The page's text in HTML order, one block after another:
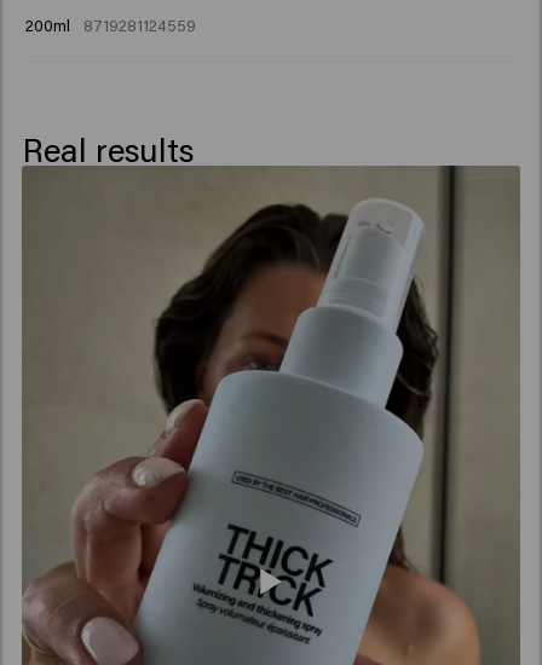
200ml 8719281124559
Real results